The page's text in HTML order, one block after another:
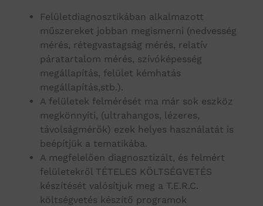
Felületdiagnosztikában alkalmazott
műszereket jobban megismerni (nedvesség
mérés, rétegvastagság mérés, relatív
páratartalom mérés, szívóképesség
megállapítás, felület kémhatás
megállapítás,stb.).
A felületek felmérését ma már sok eszköz
megkönnyíti, (ultrahangos, lézeres,
távolságmérők) ezek helyes használatát is
beépítjük a tematikába.
A megfelelően diagnosztizált, és felmért
felületekről TÉTELES KÖLTSÉGVETÉS
készítését valósítjuk meg a T.E.R.C.
költségvetés készítő programok